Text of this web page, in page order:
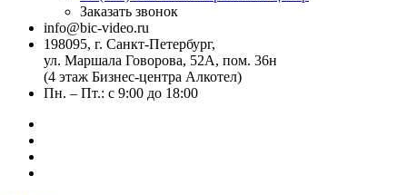
Заказать звонок
info@bic-video.ru
198095, г. Санкт-Петербург,
ул. Маршала Говорова, 52А, пом. 36н
(4 этаж Бизнес-центра Алкотел)
Пн. – Пт.: с 9:00 до 18:00